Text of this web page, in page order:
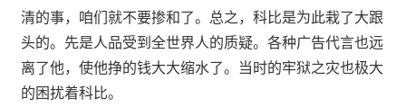
清的事，咱们就不要掺和了。总之，科比是为此栽了大跟
头的。先是人品受到全世界人的质疑。各种广告代言也远
离了他，使他挣的钱大大缩水了。当时的牢狱之灾也极大
的困扰着科比。